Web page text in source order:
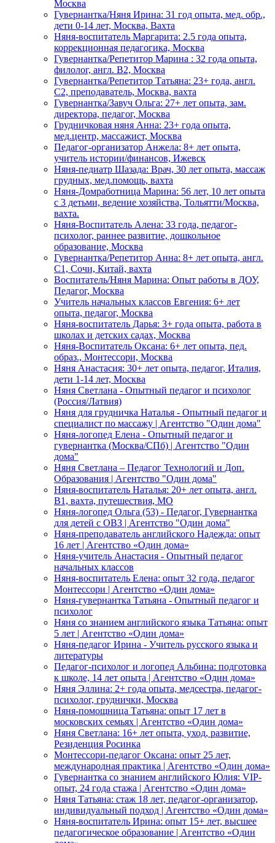
Москва
Гувернантка/Няня Ирина: 31 год опыта, мед. обр.,
дети 0-14 лет, Москва, Вахта
Няня-воспитатель Маргарита: 2.5 года опыта,
коррекционная педагогика, Москва
Гувернантка/Репетитор Марина : 32 года опыта,
филолог, англ. B2, Москва
Гувернантка/Репетитор Татьяна: 23+ года, англ.
C2, преподаватель, Москва, вахта
Гувернантка/Завуч Ольга: 27+ лет опыта, зам.
директора, педагог, Москва
Грудничковая няня Анна: 23+ года опыта,
мед.центр, массажист, Москва
Педагог-организатор Анжела: 8+ лет опыта,
учитель истории/финансов, Ижевск
Няня-педиатр Шазада: Врач, 30 лет опыта, массаж
грудных, мед.помощь, вахта
Няня-Домработница Марина: 56 лет, 10 лет опыта
с 3 детьми, ведение хозяйства, Тольятти/Москва,
вахта.
Няня-Воспитатель Алена: 33 года, педагог-
психолог, раннее развитие, дошкольное
образование, Москва
Гувернантка/Репетитор Анна: 8+ лет опыта, англ.
C1, Сочи, Китай, вахта
Воспитатель/Няня Марина: Опыт работы в ДОУ,
Педагог, Москва
Учитель начальных классов Евгения: 6+ лет
опыта, педагог, Москва
Няня-воспитатель Дарья: 3+ года опыта, работа в
школах и детских садах, Москва
Няня-Воспитатель Оксана: 6+ лет опыта, пед.
образ., Монтессори, Москва
Няня Анастасия: 30+ лет опыта, педагог, Италия,
дети 1-14 лет, Москва
Няня Светлана - Опытный педагог и психолог
(Россия/Латвия)
Няня для грудничка Наталья - Опытный педагог и
специалист по массажу | Агентство "Один дома"
Няня-логопед Елена - Опытный педагог и
гувернантка (Москва/СПб) | Агентство "Один
дома"
Няня Светлана – Педагог Технологий и Доп.
Образования | Агентство "Один дома"
Няня-воспитатель Наталья: 20+ лет опыта, англ.
B1, вахта, путешествия, МО
Няня-логопед Ольга (53) - Педагог, Гувернантка
для детей с ОВЗ | Агентство "Один дома"
Няня-преподаватель английского Надежда: опыт
16 лет | Агентство «Один дома»
Няня-учитель Анастасия - Опытный педагог
начальных классов
Няня-воспитатель Елена: опыт 32 года, педагог
Монтессори | Агентство «Один дома»
Няня-гувернантка Татьяна - Опытный педагог и
психолог
Няня со знанием английского языка Татьяна: опыт
5 лет | Агентство «Один дома»
Няня-педагог Ирина - Учитель русского языка и
литературы
Педагог-психолог и логопед Альбина: подготовка
к школе, 14 лет опыта | Агентство «Один дома»
Няня Эллина: 2+ года опыта, медсестра, педагог-
психолог, груднички, Москва
Няня-помощница Татьяна: опыт 17 лет в
московских семьях | Агентство «Один дома»
Няня Светлана: 16+ лет опыта, уход, развитие,
Резиденция Росинка
Монтессори-педагог Оксана: опыт 25 лет,
международная практика | Агентство «Один дома»
Гувернантка со знанием английского Юлия: VIP-
опыт, 24 года стажа | Агентство «Один дома»
Няня Татьяна: стаж 18 лет, педагог-организатор,
индивидуальный подход | Агентство «Один дома»
Няня-воспитатель Ирина: опыт 15+ лет, высшее
педагогическое образование | Агентство «Один